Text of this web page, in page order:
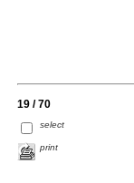
19 / 70
select
print